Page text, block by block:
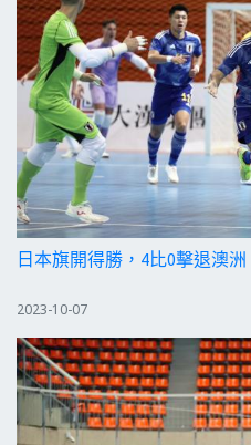
日本旗開得勝，4比0擊退澳洲
2023-10-07